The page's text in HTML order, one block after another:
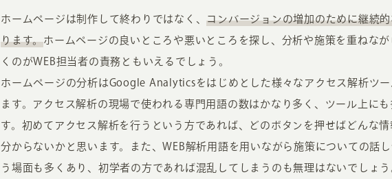
INFORMATION
ホーム
制作実績
ホームページ集客の重要性
よくある質問
お客様の声
ホームページ制作の流れ
CREATION
クライアント専属チー
WEB専門のライターが
コンバージョン率・UI/
最新かつ正しい方法の
あらゆる閲覧環境を想定
ホームページは制作して終わりではなく、コンバージョンの増加のために継続
ります。ホームページの良いところや悪いところを探し、分析や施策を重ねな
くのがWEB担当者の責務ともいえるでしょう。
ホームページの分析はGoogle Analyticsをはじめとした様々なアクセス解析ツ
ます。アクセス解析の現場で使われる専門用語の数はかなり多く、ツール上にも
す。初めてアクセス解析を行うという方であれば、どのボタンを押せばどんな
分からないかと思います。また、WEB解析用語を用いながら施策についての話
う場面も多くあり、初学者の方であれば混乱してしまうのも無理はないでしょう